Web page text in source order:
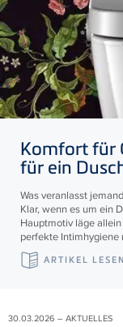
Komfort für
für ein
Was veranlasst
Klar, wenn es um ein
Hauptmotiv läge
perfekte Intimhygiene
ARTIKEL LESEN
30.03.2026 – AKTUELLES